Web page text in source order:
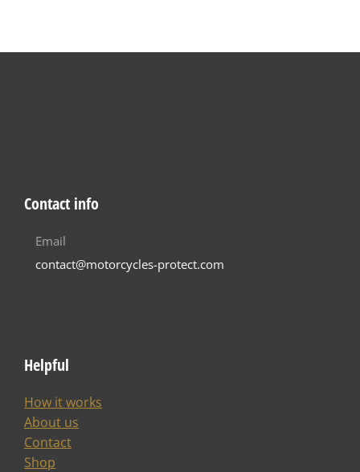
Contact info
Email
contact@motorcycles-protect.com
Helpful
How it works
About us
Contact
Shop